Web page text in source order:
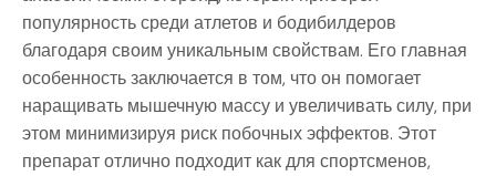
популярность среди атлетов и бодибилдеров
благодаря своим уникальным свойствам. Его главная
особенность заключается в том, что он помогает
наращивать мышечную массу и увеличивать силу, при
этом минимизируя риск побочных эффектов. Этот
препарат отлично подходит как для спортсменов,